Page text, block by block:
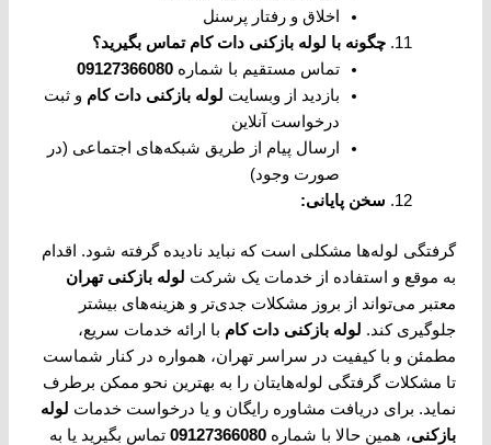
اخلاق و رفتار پرسنل
چگونه با لوله بازکنی دات کام تماس بگیرید؟
تماس مستقیم با شماره09127366080
بازدید از وبسایت لوله بازکنی دات کام و ثبت
درخواست آنلاین
ارسال پیام از طریق شبکه‌های اجتماعی (در
صورت وجود)
سخن پایانی:
گرفتگی لوله‌ها مشکلی است که نباید نادیده گرفته شود. اقدام
به موقع و استفاده از خدمات یک شرکت لوله بازکنی تهران
معتبر می‌تواند از بروز مشکلات جدی‌تر و هزینه‌های بیشتر
جلوگیری کند. لوله بازکنی دات کام با ارائه خدمات سریع،
مطمئن و با کیفیت در سراسر تهران، همواره در کنار شماست
تا مشکلات گرفتگی لوله‌هایتان را به بهترین نحو ممکن برطرف
نماید. برای دریافت مشاوره رایگان و یا درخواست خدمات لوله
بازکنی، همین حالا با شماره09127366080 تماس بگیرید یا به